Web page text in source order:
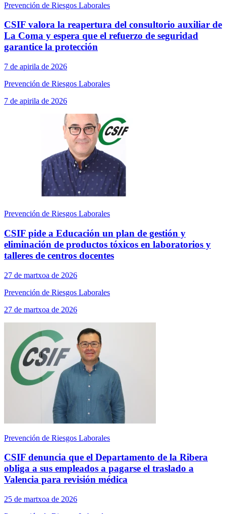
Prevención de Riesgos Laborales
CSIF valora la reapertura del consultorio auxiliar de
La Coma y espera que el refuerzo de seguridad
garantice la protección
7 de apirila de 2026
Prevención de Riesgos Laborales
7 de apirila de 2026
Prevención de Riesgos Laborales
CSIF pide a Educación un plan de gestión y
eliminación de productos tóxicos en laboratorios y
talleres de centros docentes
27 de martxoa de 2026
Prevención de Riesgos Laborales
27 de martxoa de 2026
Prevención de Riesgos Laborales
CSIF denuncia que el Departamento de la Ribera
obliga a sus empleados a pagarse el traslado a
Valencia para revisión médica
25 de martxoa de 2026